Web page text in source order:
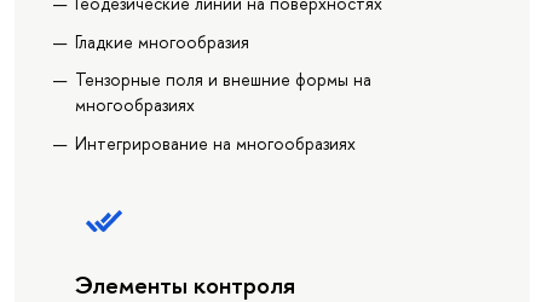
Гладкие многообразия
Тензорные поля и внешние формы на
многообразиях
Интегрирование на многообразиях
Элементы контроля